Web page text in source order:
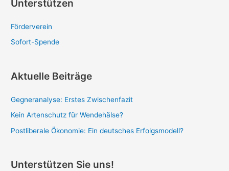
Unterstützen
Förderverein
Sofort-Spende
Aktuelle Beiträge
Gegneranalyse: Erstes Zwischenfazit
Kein Artenschutz für Wendehälse?
Postliberale Ökonomie: Ein deutsches Erfolgsmodell?
Unterstützen Sie uns!